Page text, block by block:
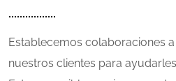
Establecemos colaboraciones
nuestros clientes para